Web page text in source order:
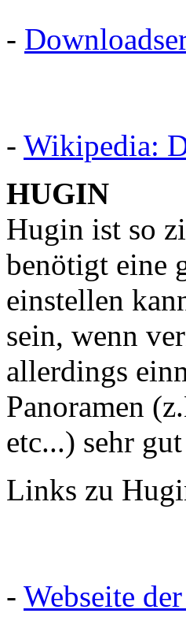
-
- Wikipedia:
HUGIN
Hugin ist so
benötigt eine
einstellen
sein, wenn
allerdings
Panoramen
etc...) sehr
Links zu
- Webseite